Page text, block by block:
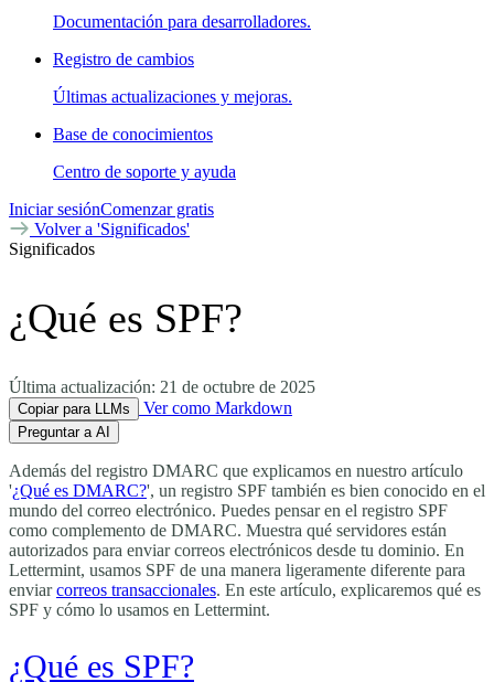
Documentación para desarrolladores.
Registro de cambios
Últimas actualizaciones y mejoras.
Base de conocimientos
Centro de soporte y ayuda
Iniciar sesiónComenzar gratis
Volver a 'Significados'
Significados
¿Qué es SPF?
Última actualización: 21 de octubre de 2025
Copiar para LLMs Ver como Markdown
Preguntar a AI
Además del registro DMARC que explicamos en nuestro artículo
'¿Qué es DMARC?', un registro SPF también es bien conocido en el
mundo del correo electrónico. Puedes pensar en el registro SPF
como complemento de DMARC. Muestra qué servidores están
autorizados para enviar correos electrónicos desde tu dominio. En
Lettermint, usamos SPF de una manera ligeramente diferente para
enviarcorreos transaccionales. En este artículo, explicaremos qué es
SPF y cómo lo usamos en Lettermint.
¿Qué es SPF?